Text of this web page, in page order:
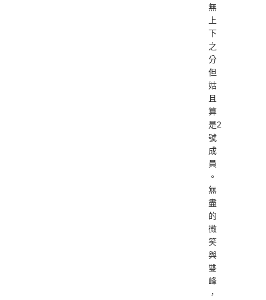
無
上
下
之
分
但
姑
且
算
是2
號
成
員
。
無
盡
的
微
笑
與
雙
峰
，